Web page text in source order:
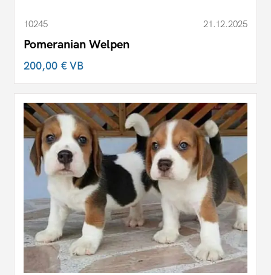
10245 21.12.2025
Pomeranian Welpen
200,00 €VB